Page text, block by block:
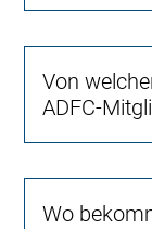
Von
ADFC-
Wo